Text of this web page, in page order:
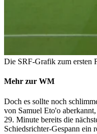
Die SRF-Grafik zum ersten
Mehr zur WM
Doch es sollte noch
von Samuel Eto'o
29. Minute bereits die
Schiedsrichter-Gespann ein